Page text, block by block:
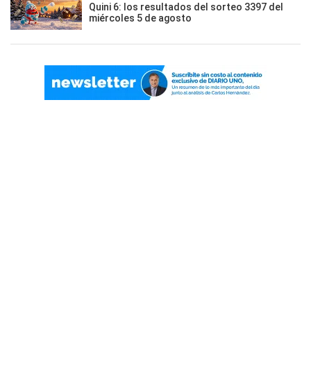
Quini 6: los resultados del sorteo 3397 del
miércoles 5 de agosto